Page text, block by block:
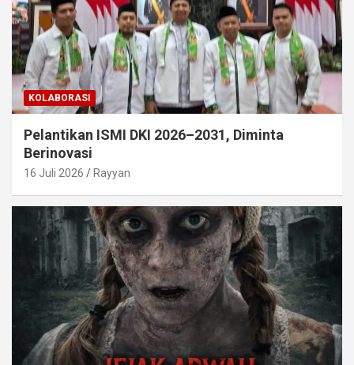
KOLABORASI
Pelantikan ISMI DKI 2026–2031, Diminta
Berinovasi
16 Juli 2026 Rayyan